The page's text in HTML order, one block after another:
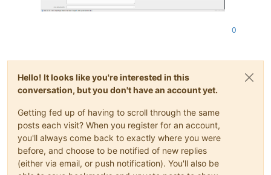
0
Hello! It looks like you're interested in this
conversation, but you don't have an account yet.
Getting fed up of having to scroll through the same
posts each visit? When you register for an account,
you'll always come back to exactly where you were
before, and choose to be notified of new replies
(either via email, or push notification). You'll also be